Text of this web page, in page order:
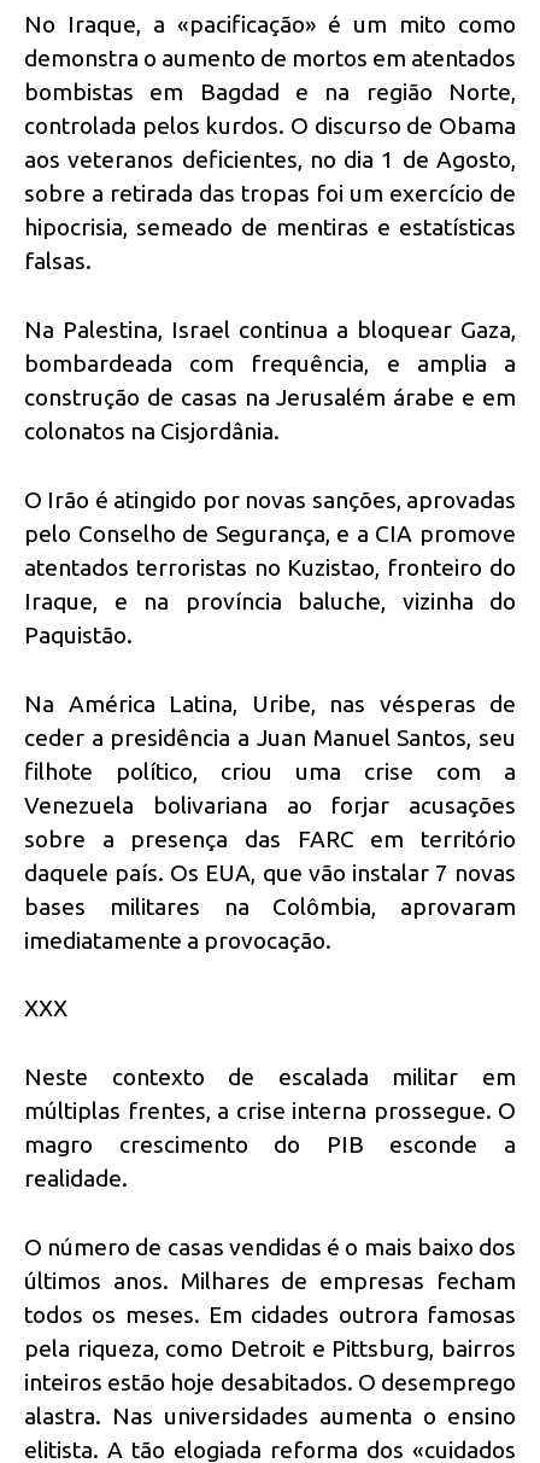
No Iraque, a «pacificação» é um mito como
demonstra o aumento de mortos em atentados
bombistas em Bagdad e na região Norte,
controlada pelos kurdos. O discurso de Obama
aos veteranos deficientes, no dia 1 de Agosto,
sobre a retirada das tropas foi um exercício de
hipocrisia, semeado de mentiras e estatísticas
falsas.
Na Palestina, Israel continua a bloquear Gaza,
bombardeada com frequência, e amplia a
construção de casas na Jerusalém árabe e em
colonatos na Cisjordânia.
O Irão é atingido por novas sanções, aprovadas
pelo Conselho de Segurança, e a CIA promove
atentados terroristas no Kuzistao, fronteiro do
Iraque, e na província baluche, vizinha do
Paquistão.
Na América Latina, Uribe, nas vésperas de
ceder a presidência a Juan Manuel Santos, seu
filhote político, criou uma crise com a
Venezuela bolivariana ao forjar acusações
sobre a presença das FARC em território
daquele país. Os EUA, que vão instalar 7 novas
bases militares na Colômbia, aprovaram
imediatamente a provocação.
XXX
Neste contexto de escalada militar em
múltiplas frentes, a crise interna prossegue. O
magro crescimento do PIB esconde a
realidade.
O número de casas vendidas é o mais baixo dos
últimos anos. Milhares de empresas fecham
todos os meses. Em cidades outrora famosas
pela riqueza, como Detroit e Pittsburg, bairros
inteiros estão hoje desabitados. O desemprego
alastra. Nas universidades aumenta o ensino
elitista. A tão elogiada reforma dos «cuidados